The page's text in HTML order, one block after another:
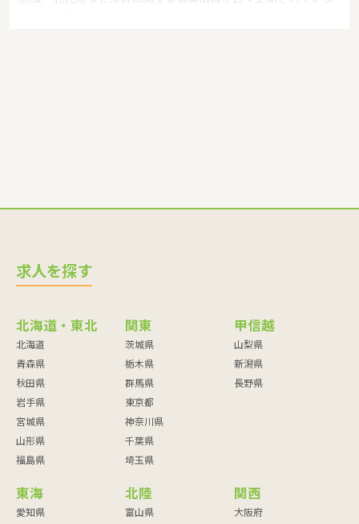
求人を探す
北海道・東北
北海道
青森県
秋田県
岩手県
宮城県
山形県
福島県
関東
茨城県
栃木県
群馬県
東京都
神奈川県
千葉県
埼玉県
甲信越
山梨県
新潟県
長野県
東海
愛知県
北陸
富山県
関西
大阪府